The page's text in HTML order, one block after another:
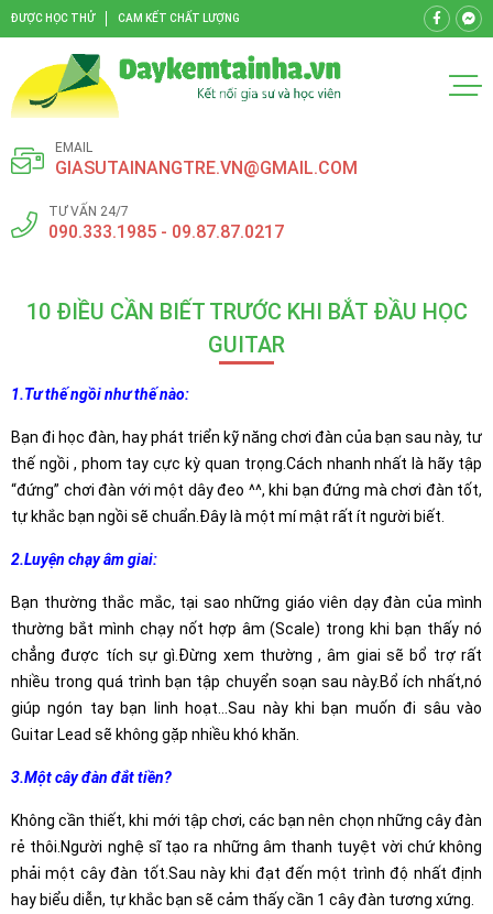
ĐƯỢC HỌC THỬ CAM KẾT CHẤT LƯỢNG
EMAIL
GIASUTAINANGTRE.VN@GMAIL.COM
TƯ VẤN 24/7
090.333.1985 - 09.87.87.0217
10 ĐIỀU CẦN BIẾT TRƯỚC KHI BẮT ĐẦU HỌC
GUITAR
1.Tư thế ngồi như thế nào:
Bạn đi học đàn, hay phát triển kỹ năng chơi đàn của bạn sau này, tư
thế ngồi , phom tay cực kỳ quan trọng.Cách nhanh nhất là hãy tập
“đứng” chơi đàn với một dây đeo ^^, khi bạn đứng mà chơi đàn tốt,
tự khắc bạn ngồi sẽ chuẩn.Đây là một mí mật rất ít người biết.
2.Luyện chạy âm giai:
Bạn thường thắc mắc, tại sao những giáo viên dạy đàn của mình
thường bắt mình chạy nốt hợp âm (Scale) trong khi bạn thấy nó
chẳng được tích sự gì.Đừng xem thường , âm giai sẽ bổ trợ rất
nhiều trong quá trình bạn tập chuyển soạn sau này.Bổ ích nhất,nó
giúp ngón tay bạn linh hoạt…Sau này khi bạn muốn đi sâu vào
Guitar Lead sẽ không gặp nhiều khó khăn.
3.Một cây đàn đắt tiền?
Không cần thiết, khi mới tập chơi, các bạn nên chọn những cây đàn
rẻ thôi.Người nghệ sĩ tạo ra những âm thanh tuyệt vời chứ không
phải một cây đàn tốt.Sau này khi đạt đến một trình độ nhất định
hay biểu diễn, tự khắc bạn sẽ cảm thấy cần 1 cây đàn tương xứng.